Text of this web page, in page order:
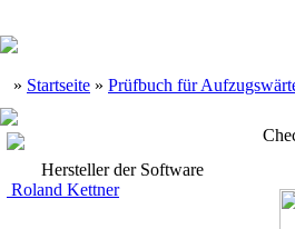
» Startseite » Prüfbuch für
Hersteller der Software
Roland Kettner